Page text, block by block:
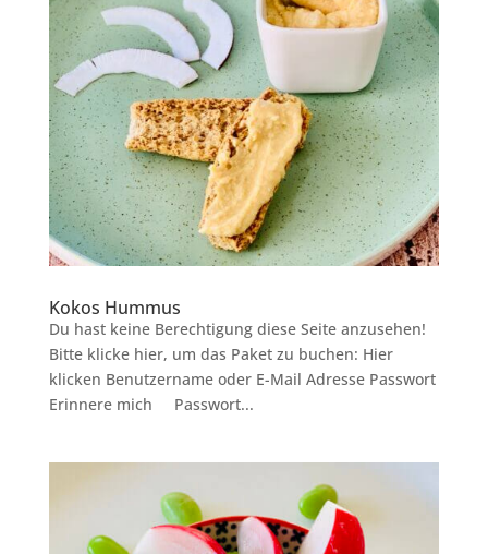
Kokos Hummus
Du hast keine Berechtigung diese Seite anzusehen!
Bitte klicke hier, um das Paket zu buchen: Hier
klicken Benutzername oder E-Mail Adresse Passwort
Erinnere mich Passwort...